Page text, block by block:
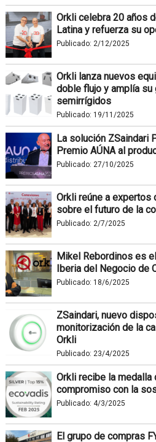
Orkli celebra 20 años
Latina y refuerza su
Publicado: 2/12/2025
Orkli lanza nuevos
doble flujo y amplía su
semirrígidos
Publicado: 19/11/2025
La solución ZSaindari
Premio AÚNA al
Publicado: 27/10/2025
Orkli reúne a expertos
sobre el futuro de la
Publicado: 2/7/2025
Mikel Rebordinos es
Iberia del Negocio de
Publicado: 18/6/2025
ZSaindari, nuevo
monitorización de la
Orkli
Publicado: 23/4/2025
Orkli recibe la medalla
compromiso con la
Publicado: 4/3/2025
El grupo de compras